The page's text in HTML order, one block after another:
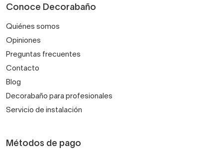
Conoce Decorabaño
Quiénes somos
Opiniones
Preguntas frecuentes
Contacto
Blog
Decorabaño para profesionales
Servicio de instalación
Métodos de pago